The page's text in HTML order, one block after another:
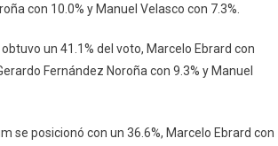
con 10.0% y Manuel Velasco con 7.3%.
un 41.1% del voto, Marcelo Ebrard con
Fernández Noroña con 9.3% y Manuel
se posicionó con un 36.6%, Marcelo Ebrard con